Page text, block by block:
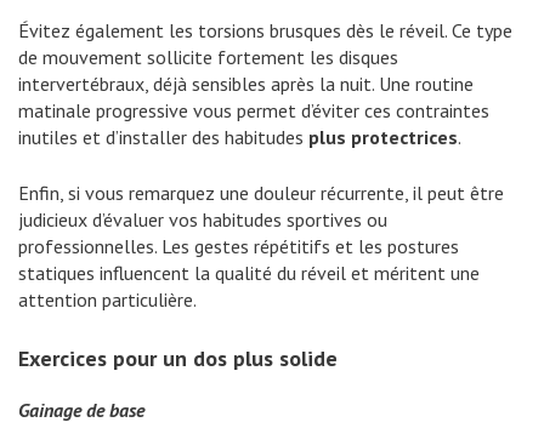
Évitez également les torsions brusques dès le réveil. Ce type
de mouvement sollicite fortement les disques
intervertébraux, déjà sensibles après la nuit. Une routine
matinale progressive vous permet d’éviter ces contraintes
inutiles et d’installer des habitudes plus protectrices.
Enfin, si vous remarquez une douleur récurrente, il peut être
judicieux d’évaluer vos habitudes sportives ou
professionnelles. Les gestes répétitifs et les postures
statiques influencent la qualité du réveil et méritent une
attention particulière.
Exercices pour un dos plus solide
Gainage de base